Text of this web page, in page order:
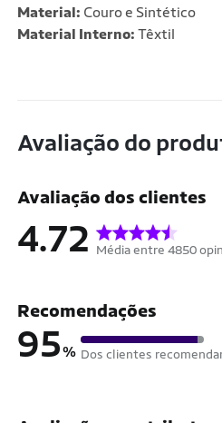
Material: Couro e Sintético
Material Interno: Têxtil
Avaliação do
Avaliação dos clientes
4.72 Média entre 4850
Recomendações
95% Dos clientes